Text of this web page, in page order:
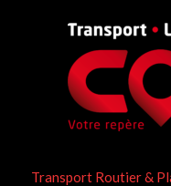
Transport Routier &